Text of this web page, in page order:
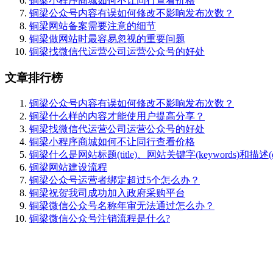
铜梁公众号内容有误如何修改不影响发布次数？
铜梁网站备案需要注意的细节
铜梁做网站时最容易忽视的重要问题
铜梁找微信代运营公司运营公众号的好处
文章排行榜
铜梁公众号内容有误如何修改不影响发布次数？
铜梁什么样的内容才能使用户提高分享？
铜梁找微信代运营公司运营公众号的好处
铜梁小程序商城如何不让同行查看价格
铜梁什么是网站标题(title)、网站关键字(keywords)和描述
铜梁网站建设流程
铜梁公众号运营者绑定超过5个怎么办？
铜梁祝贺我司成功加入政府采购平台
铜梁微信公众号名称年审无法通过怎么办？
铜梁微信公众号注销流程是什么?